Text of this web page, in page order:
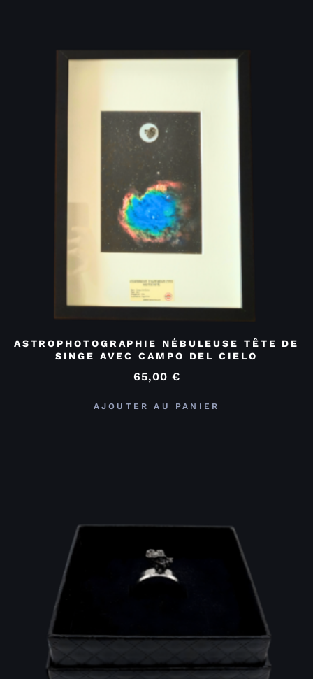
ASTROPHOTOGRAPHIE NÉBULEUSE TÊTE DE
SINGE AVEC CAMPO DEL CIELO
65,00 €
AJOUTER AU PANIER